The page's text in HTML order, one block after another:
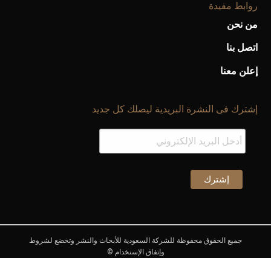
روابط مفيدة
من نحن
اتصل بنا
إعلن معنا
إشترك فى النشرة البريدية ليصلك كل جديد
جميع الحقوق محفوظة للشركة السعودية للأبحاث والنشر وتخضع لشروط
وإتفاق الإستخدام ©